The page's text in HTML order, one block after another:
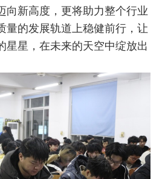
向新高度，更将助力整个行业
量的发展轨道上稳健前行，让
星星，在未来的天空中绽放出